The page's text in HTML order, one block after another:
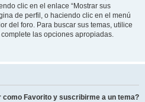
clic en el enlace “Mostrar sus
de perfil, o haciendo clic en el menú
del foro. Para buscar sus temas, utilice
las opciones apropiadas.
Favorito y suscribirme a un tema?